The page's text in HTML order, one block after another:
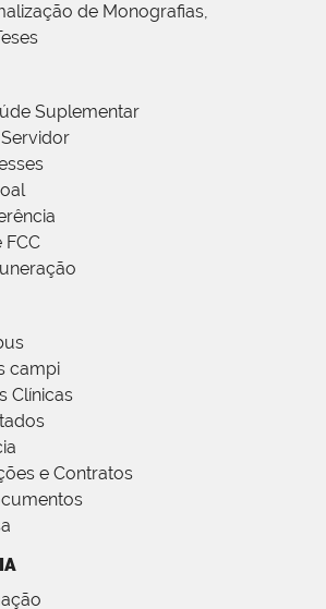
de Monografias,
Suplementar
FCC
campi
Clínicas
e Contratos